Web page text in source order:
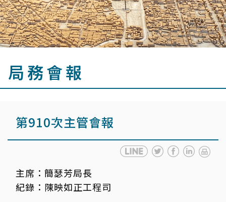
局務會報
第910次主管會報
主席： 簡瑟芳局長
紀錄： 陳映如正工程司